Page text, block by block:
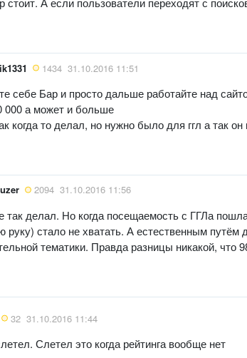
1434 31.10.2016 11:51
себе Бар и просто дальше работайте над
000 а может и больше
когда то делал, но нужно было для ггл а так
2094 31.10.2016 11:56
так делал. Но когда посещаемость с ГГЛа
руку) стало не хватать. А естественным
тематики. Правда разницы никакой, что
32 31.10.2016 11:44
Слетел это когда рейтинга вообще нет